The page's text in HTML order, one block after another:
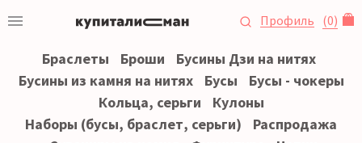
Профиль (0)
Браслеты Броши
Бусины Дзи на нитях
Бусины из камня на нитях
Бусы
Бусы - чокеры
Кольца, серьги
Кулоны
Наборы (бусы, браслет, серьги)
Распродажа